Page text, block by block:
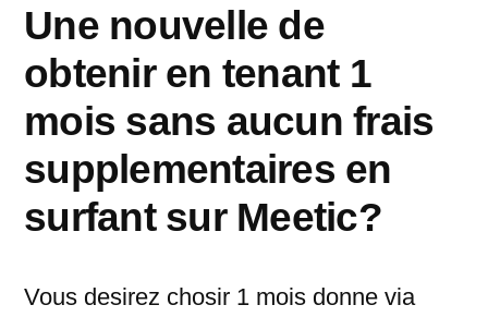
Une nouvelle de
obtenir en tenant 1
mois sans aucun frais
supplementaires en
surfant sur Meetic?
Vous desirez chosir 1 mois donne via